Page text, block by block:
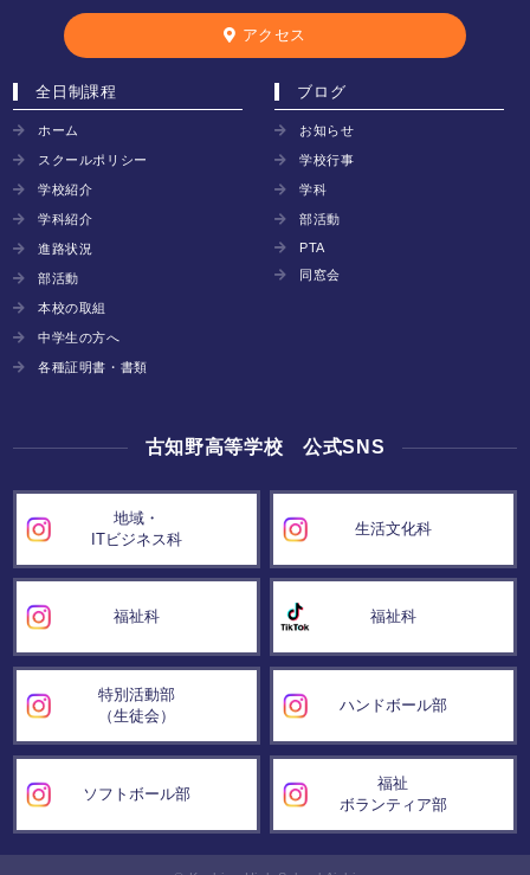
アクセス
全日制課程
ホーム
スクールポリシー
学校紹介
学科紹介
進路状況
部活動
本校の取組
中学生の方へ
各種証明書・書類
ブログ
お知らせ
学校行事
学科
部活動
PTA
同窓会
古知野高等学校 公式SNS
地域・
ITビジネス科
生活文化科
福祉科 福祉科
特別活動部
（生徒会）
ハンドボール部
ソフトボール部
福祉
ボランティア部